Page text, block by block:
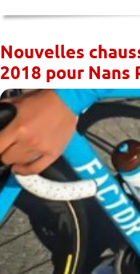
Nouvelles
2018 pour Nans